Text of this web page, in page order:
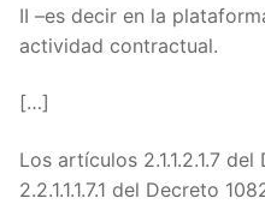
II –es decir en la
actividad contractual.
[…]
Los artículos 2.1.1.2.1.7
2.2.1.1.1.7.1 del Decreto